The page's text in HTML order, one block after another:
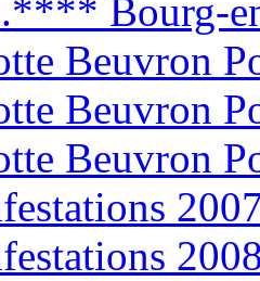
Bourg-
Beuvron
Beuvron
Beuvron